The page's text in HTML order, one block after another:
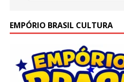
EMPÓRIO BRASIL CULTURA